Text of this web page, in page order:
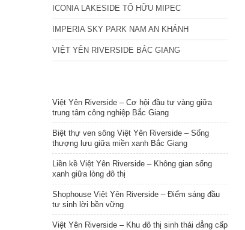
ICONIA LAKESIDE TỐ HỮU MIPEC
IMPERIA SKY PARK NAM AN KHÁNH
VIỆT YÊN RIVERSIDE BẮC GIANG
Việt Yên Riverside – Cơ hội đầu tư vàng giữa
trung tâm công nghiệp Bắc Giang
Biệt thự ven sông Việt Yên Riverside – Sống
thượng lưu giữa miền xanh Bắc Giang
Liền kề Việt Yên Riverside – Không gian sống
xanh giữa lòng đô thị
Shophouse Việt Yên Riverside – Điểm sáng đầu
tư sinh lời bền vững
Việt Yên Riverside – Khu đô thị sinh thái đẳng cấp